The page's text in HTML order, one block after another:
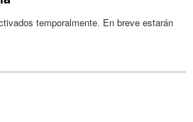
temporalmente. En breve estarán